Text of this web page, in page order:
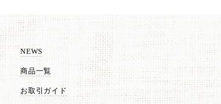
NEWS
商品一覧
お取引ガイド